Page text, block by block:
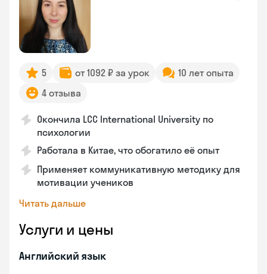
5 от 1092 ₽ за урок
10 лет опыта
4 отзыва
Окончила LCC International University по
психологии
Работала в Китае, что обогатило её опыт
Применяет коммуникативную методику для
мотивации учеников
Читать дальше
Услуги и цены
Английский язык